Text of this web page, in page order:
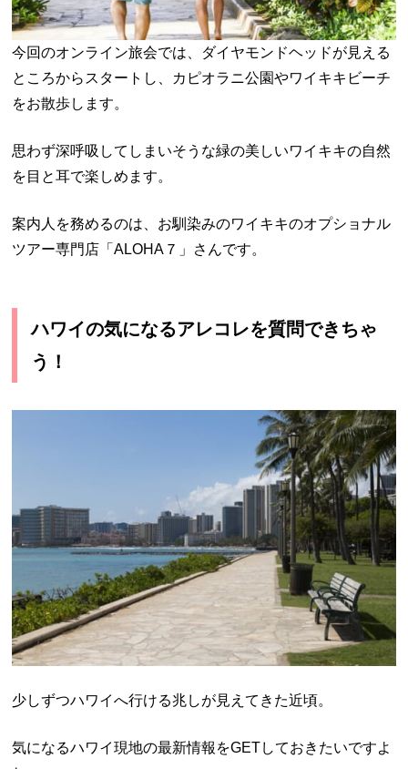
今回のオンライン旅会では、ダイヤモンドヘッドが見える
ところからスタートし、カピオラニ公園やワイキキビーチ
をお散歩します。
思わず深呼吸してしまいそうな緑の美しいワイキキの自然
を目と耳で楽しめます。
案内人を務めるのは、お馴染みのワイキキのオプショナル
ツアー専門店「ALOHA７」さんです。
ハワイの気になるアレコレを質問できちゃ
う！
少しずつハワイへ行ける兆しが見えてきた近頃。
気になるハワイ現地の最新情報をGETしておきたいですよ